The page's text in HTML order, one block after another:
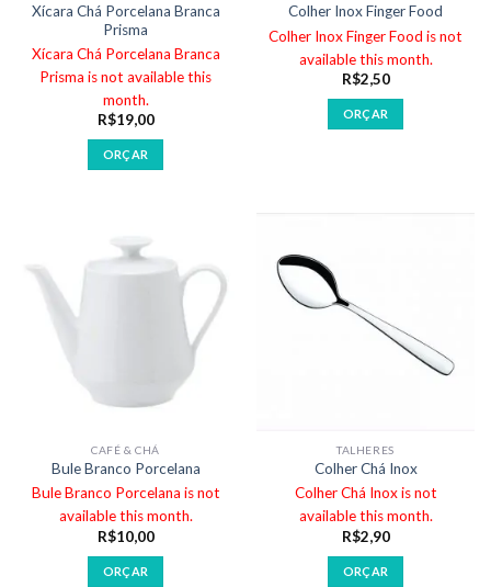
Xícara Chá Porcelana Branca
Prisma
Xícara Chá Porcelana Branca
Prisma is not available this
month.
R$19,00
ORÇAR
Colher Inox Finger Food
Colher Inox Finger Food is not
available this month.
R$2,50
ORÇAR
CAFÉ & CHÁ
Bule Branco Porcelana
Bule Branco Porcelana is not
available this month.
R$10,00
ORÇAR
TALHERES
Colher Chá Inox
Colher Chá Inox is not
available this month.
R$2,90
ORÇAR